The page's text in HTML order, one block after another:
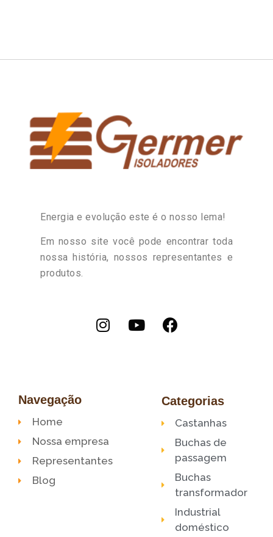
Energia e evolução este é o nosso lema!
Em nosso site você pode encontrar toda
nossa história, nossos representantes e
produtos.
Navegação Categorias
Home
Nossa empresa
Representantes
Blog
Castanhas
Buchas de
passagem
Buchas
transformador
Industrial
doméstico